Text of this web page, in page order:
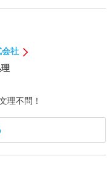
会社
理不問！